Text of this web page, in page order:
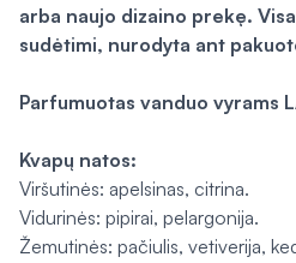
arba naujo dizaino prekę.
sudėtimi, nurodyta ant
Parfumuotas vanduo vyrams
Kvapų natos:
Viršutinės: apelsinas, citrina.
Vidurinės: pipirai, pelargonija.
Žemutinės: pačiulis, vetiverija,